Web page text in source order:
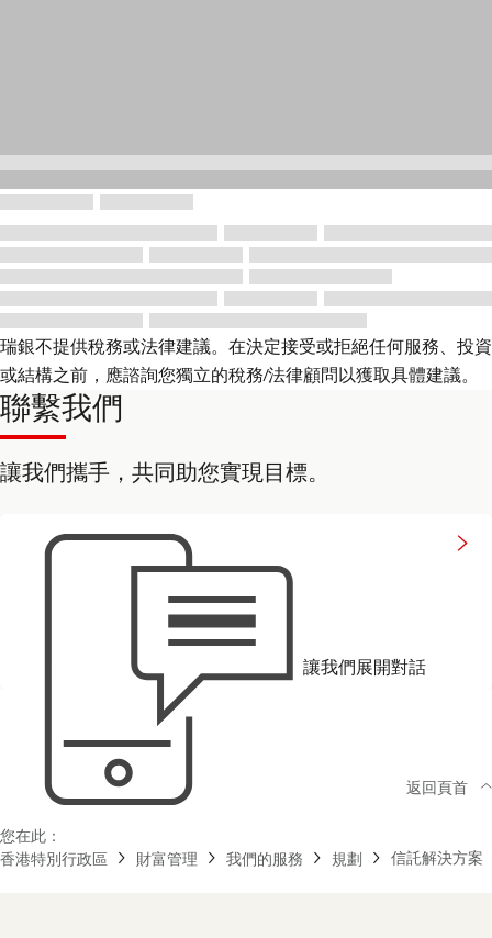
瑞銀不提供稅務或法律建議。在決定接受或拒絕任何服務、投資
或結構之前，應諮詢您獨立的稅務/法律顧問以獲取具體建議。
聯繫我們
讓我們攜手，共同助您實現目標。
讓我們展開對話
connect
您在此：
香港特別行政區
財富管理 我們的服務 規劃 信託解決方案
返回頁首